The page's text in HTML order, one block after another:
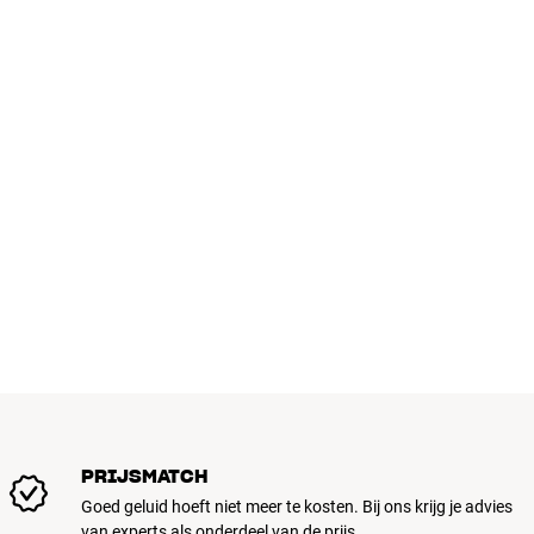
PRIJSMATCH
Goed geluid hoeft niet meer te kosten. Bij ons krijg je advies